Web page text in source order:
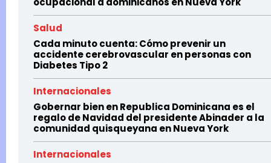
Salud
Cada minuto cuenta: Cómo prevenir un
accidente cerebrovascular en personas con
Diabetes Tipo 2
Internacionales
Gobernar bien en Republica Dominicana es el
regalo de Navidad del presidente Abinader a la
comunidad quisqueyana en Nueva York
Internacionales